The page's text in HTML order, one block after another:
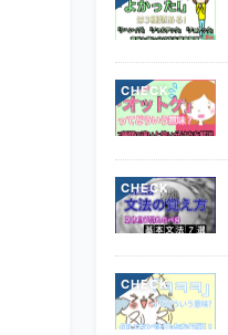
CHECK
CHECK
CHECK